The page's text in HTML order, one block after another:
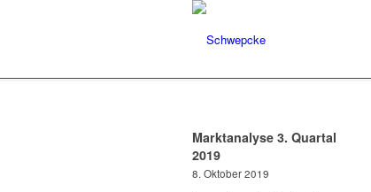
Marktanalyse 3. Quartal
2019
8. Oktober 2019